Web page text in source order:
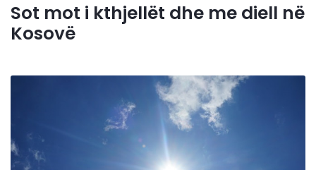
Sot mot i kthjellët dhe me diell në
Kosovë